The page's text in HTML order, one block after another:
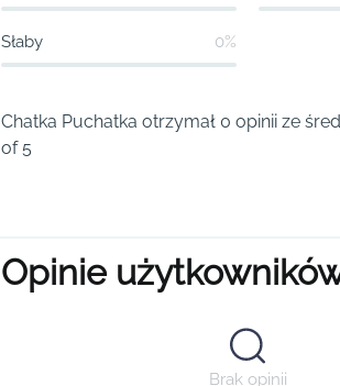
Słaby 0%
Chatka Puchatka otrzymał 0 opinii ze
of 5
Opinie
Brak opinii